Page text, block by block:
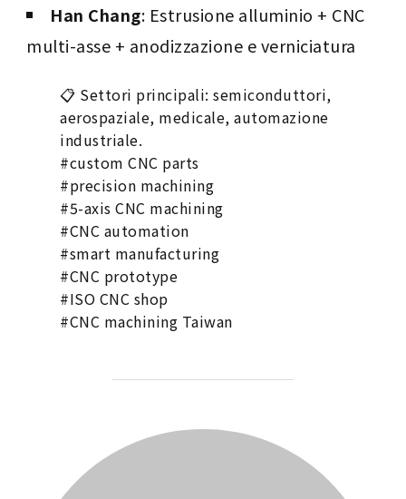
Han Chang: Estrusione alluminio + CNC
multi-asse + anodizzazione e verniciatura
📋 Settori principali: semiconduttori,
aerospaziale, medicale, automazione
industriale.
#custom CNC parts
#precision machining
#5-axis CNC machining
#CNC automation
#smart manufacturing
#CNC prototype
#ISO CNC shop
#CNC machining Taiwan
AUTORE DELL'ARTICOLO